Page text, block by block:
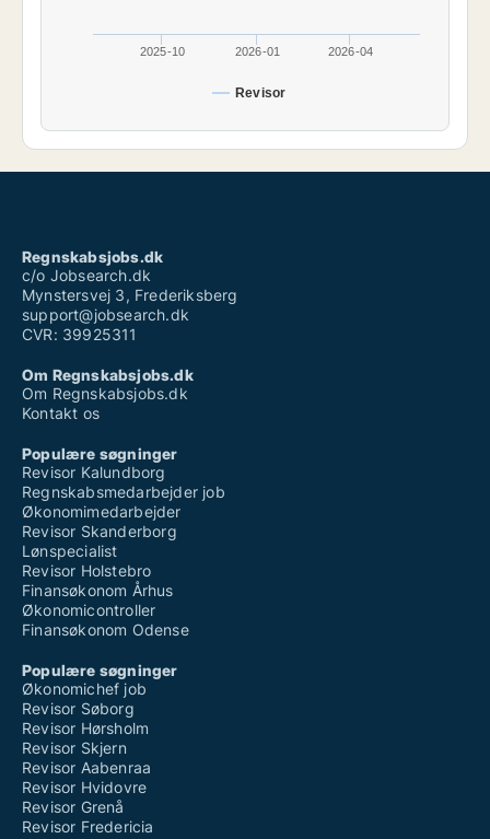
Revisor
2025-10 2026-01 2026-04
Regnskabsjobs.dk
c/o Jobsearch.dk
Mynstersvej 3, Frederiksberg
support@jobsearch.dk
CVR: 39925311
Om Regnskabsjobs.dk
Om Regnskabsjobs.dk
Kontakt os
Populære søgninger
Revisor Kalundborg
Regnskabsmedarbejder job
Økonomimedarbejder
Revisor Skanderborg
Lønspecialist
Revisor Holstebro
Finansøkonom Århus
Økonomicontroller
Finansøkonom Odense
Populære søgninger
Økonomichef job
Revisor Søborg
Revisor Hørsholm
Revisor Skjern
Revisor Aabenraa
Revisor Hvidovre
Revisor Grenå
Revisor Fredericia